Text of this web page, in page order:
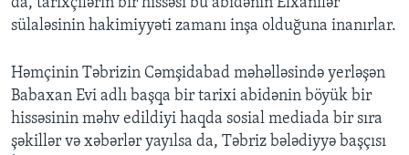
da, tarixçilərin bir hissəsi bu abidənin Elxanilər
sülaləsinin hakimiyyəti zamanı inşa olduğuna inanırlar.
Həmçinin Təbrizin Cəmşidabad məhəlləsində yerləşən
Babaxan Evi adlı başqa bir tarixi abidənin böyük bir
hissəsinin məhv edildiyi haqda sosial mediada bir sıra
şəkillər və xəbərlər yayılsa da, Təbriz bələdiyyə başçısı